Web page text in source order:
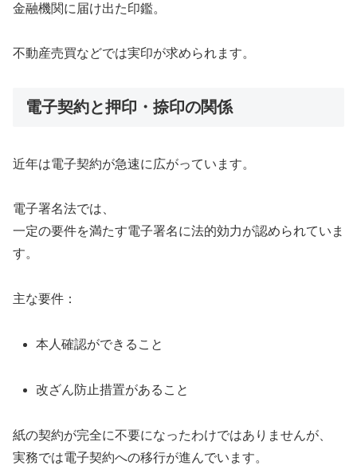
金融機関に届け出た印鑑。
不動産売買などでは実印が求められます。
電子契約と押印・捺印の関係
近年は電子契約が急速に広がっています。
電子署名法では、
一定の要件を満たす電子署名に法的効力が認められていま
す。
主な要件：
本人確認ができること
改ざん防止措置があること
紙の契約が完全に不要になったわけではありませんが、
実務では電子契約への移行が進んでいます。